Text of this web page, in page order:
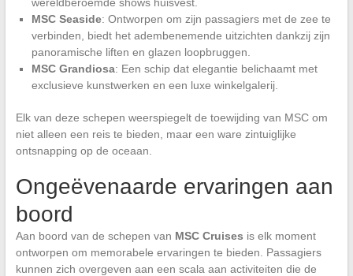
MSC Seaside: Ontworpen om zijn passagiers met de zee te
verbinden, biedt het adembenemende uitzichten dankzij zijn
panoramische liften en glazen loopbruggen.
MSC Grandiosa: Een schip dat elegantie belichaamt met
exclusieve kunstwerken en een luxe winkelgalerij.
Elk van deze schepen weerspiegelt de toewijding van MSC om
niet alleen een reis te bieden, maar een ware zintuiglijke
ontsnapping op de oceaan.
Ongeëvenaarde ervaringen aan
boord
Aan boord van de schepen van MSC Cruises is elk moment
ontworpen om memorabele ervaringen te bieden. Passagiers
kunnen zich overgeven aan een scala aan activiteiten die de